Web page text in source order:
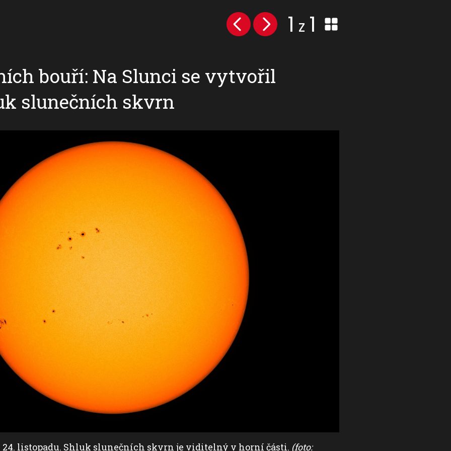
1 z 1
bouří: Na Slunci se vytvořil
slunečních skvrn
24. listopadu. Shluk slunečních skvrn je viditelný v horní části. (foto: